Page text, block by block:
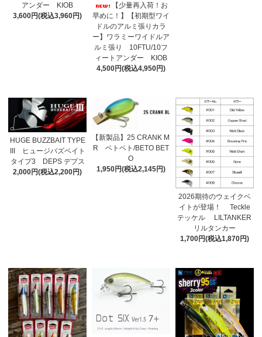
アンダー KIOB
3,600円(税込3,960円)
【少量再入荷！お
早めに！】【初期型ワイ
ドルのアルミ張りカラ
ー】ワラミーワイドルア
ルミ張り 10FTU/10フ
ィートアンダー KIOB
4,500円(税込4,950円)
HUGE BUZZBAIT TYPE
III ヒュージバズベイト
タイプ3 DEPS デプス
2,000円(税込2,200円)
【新製品】25 CRANK M
R ベトベト/BETO BET
O
1,950円(税込2,145円)
2026期待のウェイクベ
イトが登場！ Teckle
テッケル LILTANKER
リルタンカー
1,700円(税込1,870円)